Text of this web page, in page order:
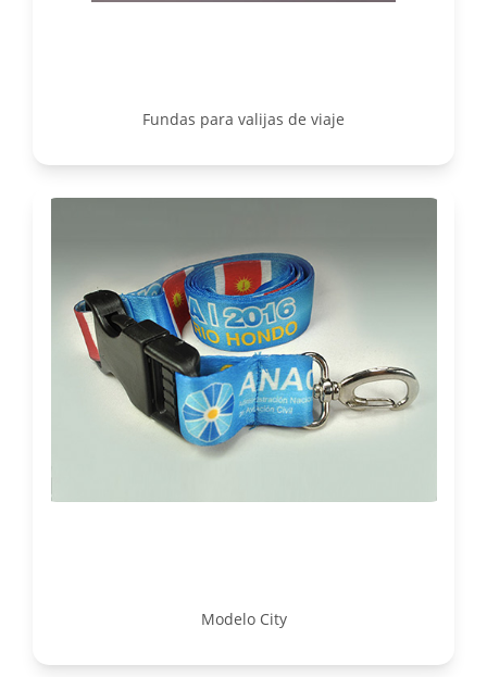
Fundas para valijas de viaje
Modelo City